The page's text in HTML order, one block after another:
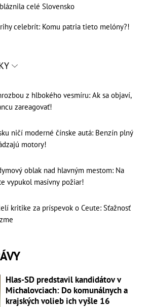
celé Slovensko
celebrít: Komu patria tieto melóny?!
z hlbokého vesmíru: Ak sa objaví,
zareagovať!
ničí moderné čínske autá: Benzín plný
motory!
oblak nad hlavným mestom: Na
vypukol masívny požiar!
kritike za príspevok o Ceute: Sťažnosť
Hlas-SD predstavil kandidátov v
Michalovciach: Do komunálnych a
krajských volieb ich vyšle 16